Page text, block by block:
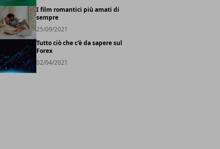
I film romantici più amati di
sempre
25/09/2021
Tutto ciò che c’è da sapere sul
Forex
02/04/2021